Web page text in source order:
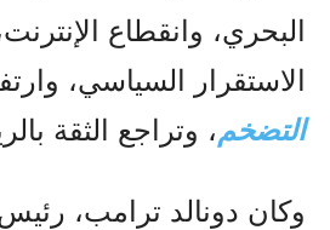
البحري، وانقطاع
الاستقرار السياسي،
التضخم، وتراجع الثقة
وكان دونالد ترامب، رئيس